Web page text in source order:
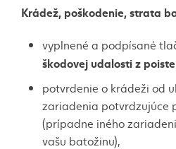
Krádež, poškodenie, strata
vyplnené a podpísané
škodovej udalosti z
potvrdenie o krádeži od
zariadenia potvrdzujúce
(prípadne iného
vašu batožinu),